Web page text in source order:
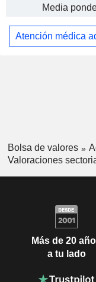
Media
Atención médica
Bolsa de valores
Valoraciones
Más de 20
a tu lado